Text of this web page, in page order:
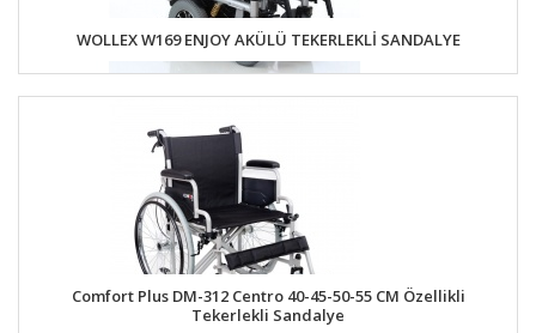
WOLLEX W169 ENJOY AKÜLÜ TEKERLEKLİ SANDALYE
Comfort Plus DM-312 Centro 40-45-50-55 CM Özellikli
Tekerlekli Sandalye